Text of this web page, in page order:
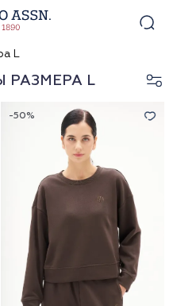
L
РАЗМЕРА L
-50%